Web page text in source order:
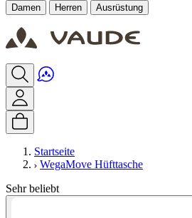
Damen Herren Ausrüstung
Startseite
WegaMove Hüfttasche
Sehr beliebt